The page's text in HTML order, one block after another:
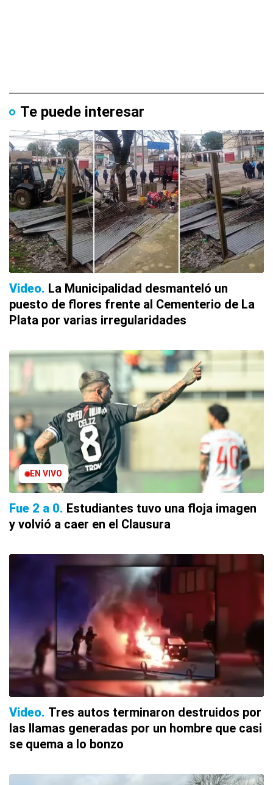
Te puede interesar
Video La Municipalidad desmanteló un
puesto de flores frente al Cementerio de La
Plata por varias irregularidades
EN VIVO
Fue 2 a 0 Estudiantes tuvo una floja imagen
y volvió a caer en el Clausura
Video Tres autos terminaron destruidos por
las llamas generadas por un hombre que casi
se quema a lo bonzo